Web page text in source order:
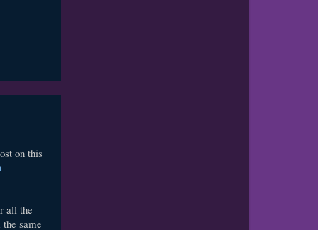
on this
all the
same